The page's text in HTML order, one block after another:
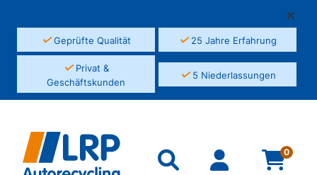
✓Geprüfte Qualität ✓25 Jahre Erfahrung
✓Privat &
Geschäftskunden
✓5 Niederlassungen
0